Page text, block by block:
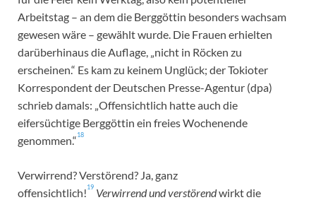
Arbeitstag – an dem die Berggöttin besonders wachsam
gewesen wäre – gewählt wurde. Die Frauen erhielten
darüberhinaus die Auflage, „nicht in Röcken zu
erscheinen.“ Es kam zu keinem Unglück; der Tokioter
Korrespondent der Deutschen Presse-Agentur (dpa)
schrieb damals: „Offensichtlich hatte auch die
eifersüchtige Berggöttin ein freies Wochenende
genommen.“18
Verwirrend? Verstörend? Ja, ganz
offensichtlich!19 Verwirrend und verstörendwirkt die